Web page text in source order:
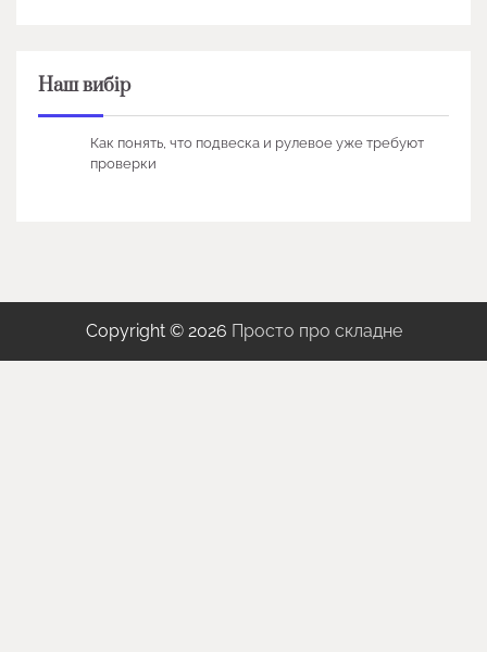
Наш вибір
Как понять, что подвеска и рулевое уже требуют
проверки
Copyright © 2026 Просто про складне